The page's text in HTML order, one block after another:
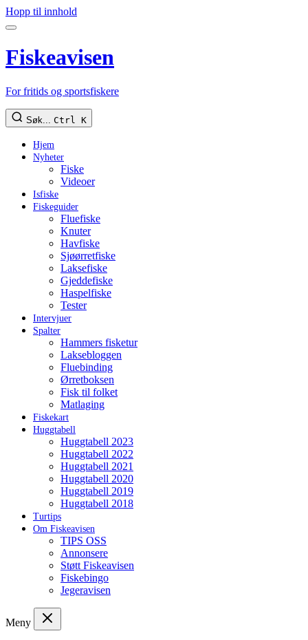
Hopp til innhold
Fiskeavisen
For fritids og sportsfiskere
Søk... Ctrl K
Hjem
Nyheter
Fiske
Videoer
Isfiske
Fiskeguider
Fluefiske
Knuter
Havfiske
Sjøørretfiske
Laksefiske
Gjeddefiske
Haspelfiske
Tester
Intervjuer
Spalter
Hammers fisketur
Laksebloggen
Fluebinding
Ørretboksen
Fisk til folket
Matlaging
Fiskekart
Huggtabell
Huggtabell 2023
Huggtabell 2022
Huggtabell 2021
Huggtabell 2020
Huggtabell 2019
Huggtabell 2018
Turtips
Om Fiskeavisen
TIPS OSS
Annonsere
Støtt Fiskeavisen
Fiskebingo
Jegeravisen
Meny